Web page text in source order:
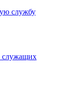
службу
служащих